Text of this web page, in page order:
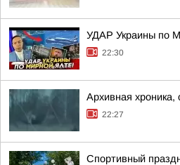
УДАР Украины по
22:30
Архивная
22:27
Спортивный